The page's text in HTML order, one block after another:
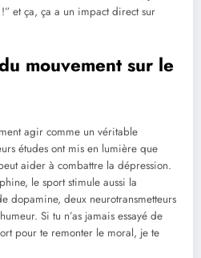
et ça, ça a un impact direct sur
mouvement sur le
agir comme un véritable
études ont mis en lumière que
aider à combattre la dépression.
le sport stimule aussi la
dopamine, deux neurotransmetteurs
Si tu n’as jamais essayé de
pour te remonter le moral, je te